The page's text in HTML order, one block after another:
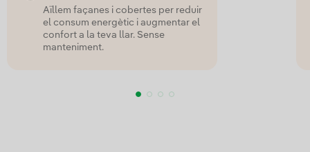
Aïllem façanes i cobertes per reduir
el consum energètic i augmentar el
confort a la teva llar. Sense
manteniment.